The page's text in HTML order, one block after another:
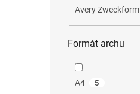
Avery Zweckform
Formát archu
A4 5